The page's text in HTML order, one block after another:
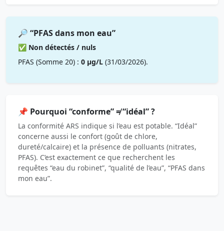
🔎 “PFAS dans mon eau”
✅ Non détectés / nuls
PFAS (Somme 20) : 0 µg/L (31/03/2026).
📌 Pourquoi “conforme” ≠ “idéal” ?
La conformité ARS indique si l’eau est potable. “Idéal”
concerne aussi le confort (goût de chlore,
dureté/calcaire) et la présence de polluants (nitrates,
PFAS). C’est exactement ce que recherchent les
requêtes “eau du robinet”, “qualité de l’eau”, “PFAS dans
mon eau”.